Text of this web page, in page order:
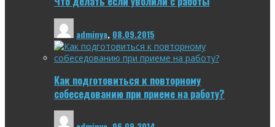
adminya, 08.09.2015
Как подготовиться к повторному
собеседованию при приеме на работу?